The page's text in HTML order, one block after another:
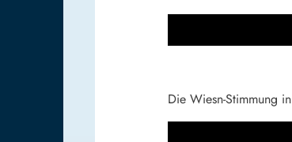
Die Wiesn-Stimmung